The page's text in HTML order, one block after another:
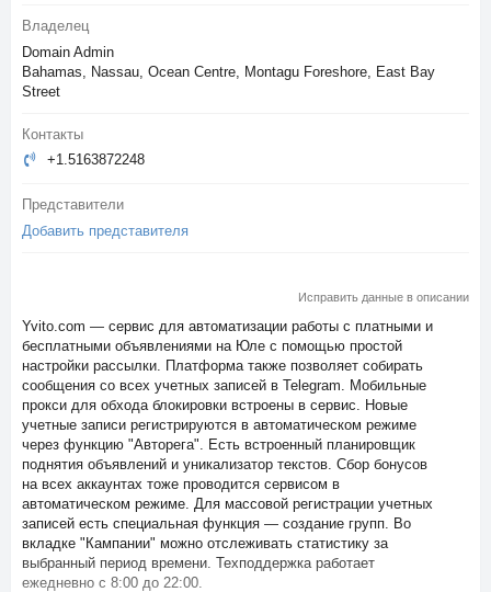
Владелец
Domain Admin
Bahamas, Nassau, Ocean Centre, Montagu Foreshore, East Bay
Street
Контакты
+1.5163872248
Представители
Добавить представителя
Исправить данные в описании
Yvito.com — сервис для автоматизации работы с платными и
бесплатными объявлениями на Юле с помощью простой
настройки рассылки. Платформа также позволяет собирать
сообщения со всех учетных записей в Telegram. Мобильные
прокси для обхода блокировки встроены в сервис. Новые
учетные записи регистрируются в автоматическом режиме
через функцию "Авторега". Есть встроенный планировщик
поднятия объявлений и уникализатор текстов. Сбор бонусов
на всех аккаунтах тоже проводится сервисом в
автоматическом режиме. Для массовой регистрации учетных
записей есть специальная функция — создание групп. Во
вкладке "Кампании" можно отслеживать статистику за
выбранный период времени. Техподдержка работает
ежедневно с 8:00 до 22:00.